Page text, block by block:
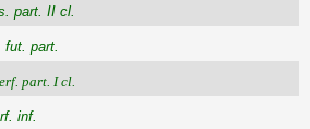
part. II cl.
fut. part.
part. I cl.
inf.